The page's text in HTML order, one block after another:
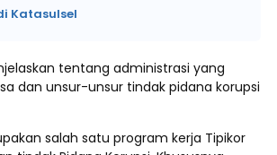
Katasulsel
tentang administrasi yang
dan unsur-unsur tindak pidana korupsi
salah satu program kerja Tipikor